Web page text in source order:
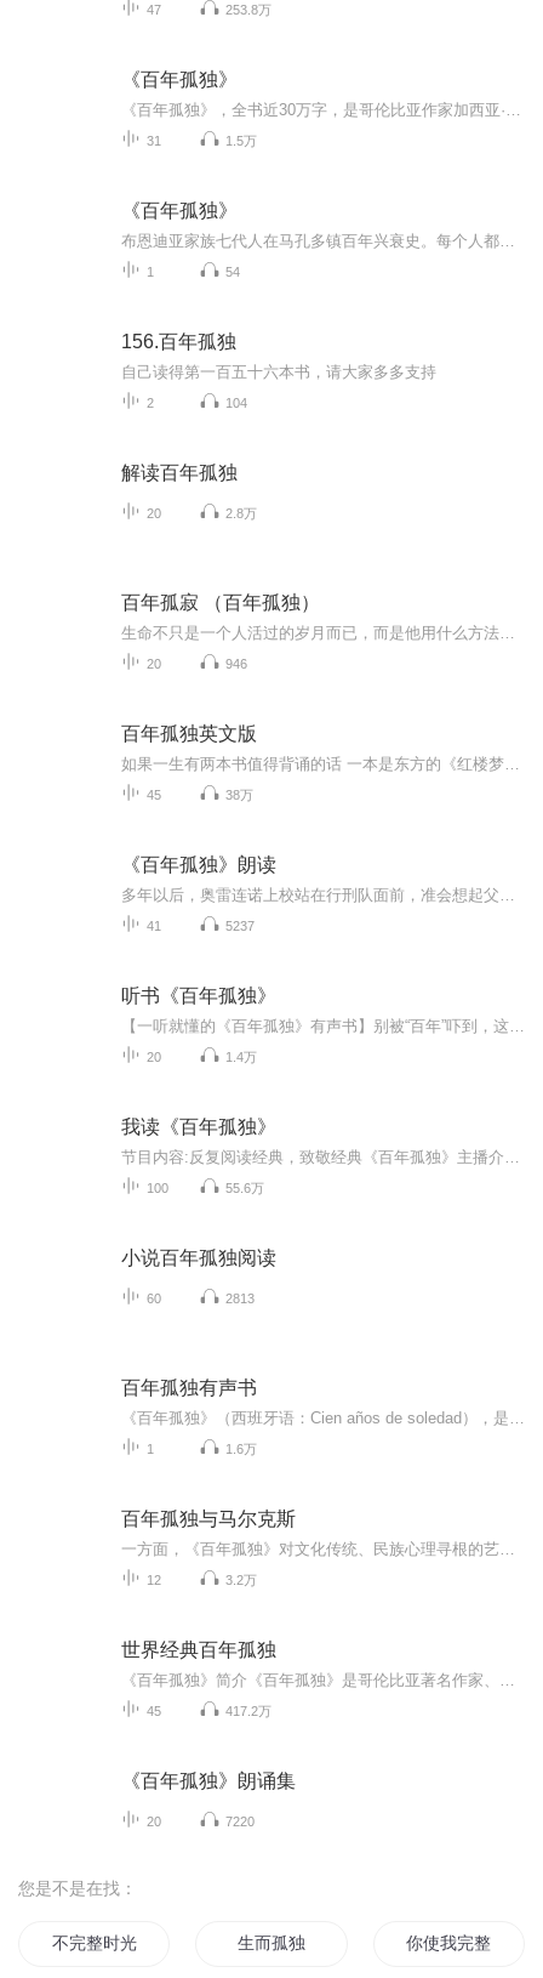
47 253.8万
《百年孤独》
31 1.5万
《百年孤独》
1 54
156.百年孤独
自己读得第一百五十六本书，请大家多多支持
2 104
解读百年孤独
20 2.8万
百年孤寂 （百年孤独）
20 946
百年孤独英文版
45 38万
《百年孤独》朗读
41 5237
听书《百年孤独》
20 1.4万
我读《百年孤独》
100 55.6万
小说百年孤独阅读
60 2813
百年孤独有声书
1 1.6万
百年孤独与马尔克斯
12 3.2万
世界经典百年孤独
45 417.2万
《百年孤独》朗诵集
20 7220
您是不是在找：
不完整时光 生而孤独 你使我完整